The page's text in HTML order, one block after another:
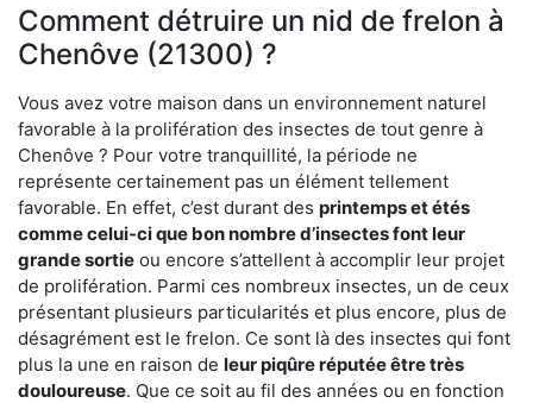
Comment détruire un nid de frelon à
Chenôve (21300) ?
Vous avez votre maison dans un environnement naturel
favorable à la prolifération des insectes de tout genre à
Chenôve ? Pour votre tranquillité, la période ne
représente certainement pas un élément tellement
favorable. En effet, c’est durant des printemps et étés
comme celui-ci que bon nombre d’insectes font leur
grande sortie ou encore s’attellent à accomplir leur projet
de prolifération. Parmi ces nombreux insectes, un de ceux
présentant plusieurs particularités et plus encore, plus de
désagrément est le frelon. Ce sont là des insectes qui font
plus la une en raison de leur piqûre réputée être très
douloureuse. Que ce soit au fil des années ou en fonction